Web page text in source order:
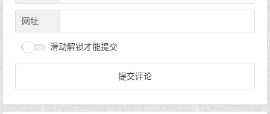
网址
滑动解锁才能提交